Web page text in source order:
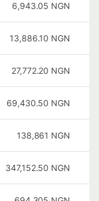
6,943.05 NGN
13,886.10 NGN
27,772.20 NGN
69,430.50 NGN
138,861 NGN
347,152.50 NGN